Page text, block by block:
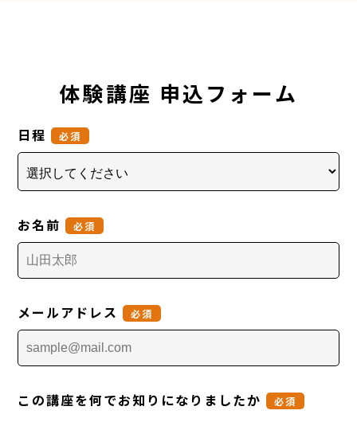
体験講座 申込フォーム
日程 必須
お名前 必須
メールアドレス 必須
この講座を何でお知りになりましたか 必須